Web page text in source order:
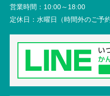
営業時間： 10:00～18:00
定休日： 水曜日（時間外のご予